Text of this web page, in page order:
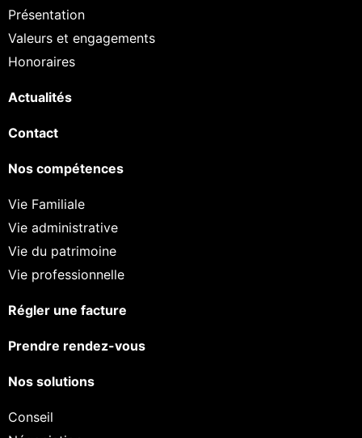
Présentation
Valeurs et engagements
Honoraires
Actualités
Contact
Nos compétences
Vie Familiale
Vie administrative
Vie du patrimoine
Vie professionnelle
Régler une facture
Prendre rendez-vous
Nos solutions
Conseil